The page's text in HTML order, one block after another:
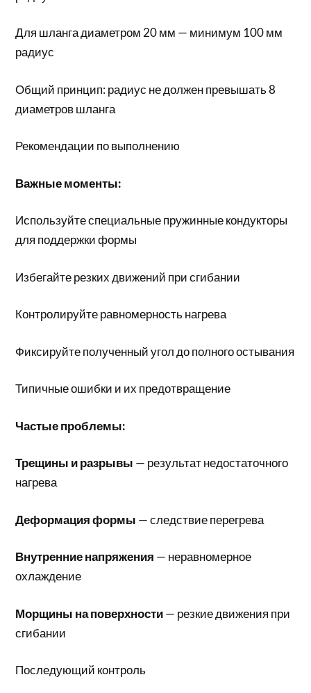
Для шланга диаметром 20 мм — минимум 100 мм
радиус
Общий принцип: радиус не должен превышать 8
диаметров шланга
Рекомендации по выполнению
Важные моменты:
Используйте специальные пружинные кондукторы
для поддержки формы
Избегайте резких движений при сгибании
Контролируйте равномерность нагрева
Фиксируйте полученный угол до полного остывания
Типичные ошибки и их предотвращение
Частые проблемы:
Трещины и разрывы — результат недостаточного
нагрева
Деформация формы — следствие перегрева
Внутренние напряжения — неравномерное
охлаждение
Морщины на поверхности— резкие движения при
сгибании
Последующий контроль